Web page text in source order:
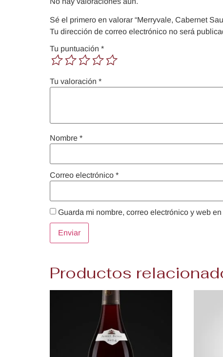
Sé el primero en valorar “Merryvale, Cabernet
Tu dirección de correo electrónico no será
Tu puntuación *
Tu valoración *
Nombre *
Correo electrónico *
Guarda mi nombre, correo electrónico y web
Productos